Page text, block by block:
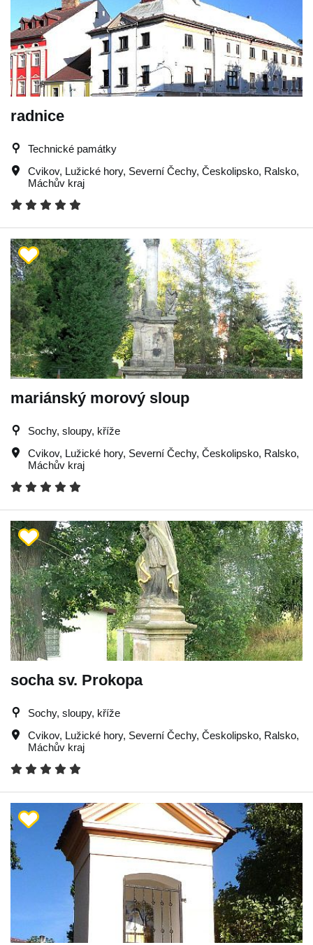
radnice
Technické památky
Cvikov, Lužické hory, Severní Čechy, Českolipsko, Ralsko,
Máchův kraj
mariánský morový sloup
Sochy, sloupy, kříže
Cvikov, Lužické hory, Severní Čechy, Českolipsko, Ralsko,
Máchův kraj
socha sv. Prokopa
Sochy, sloupy, kříže
Cvikov, Lužické hory, Severní Čechy, Českolipsko, Ralsko,
Máchův kraj